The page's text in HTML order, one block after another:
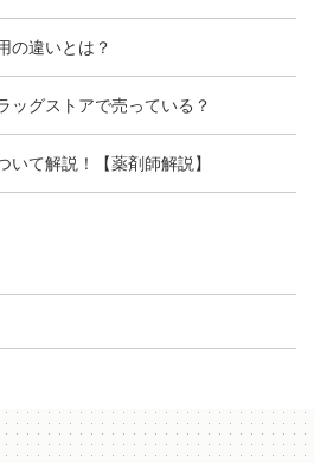
の違いとは？
ッグストアで売っている？
て解説！【薬剤師解説】